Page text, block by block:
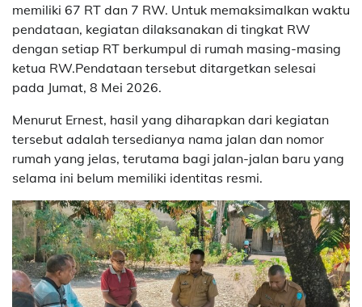
memiliki 67 RT dan 7 RW. Untuk memaksimalkan waktu
pendataan, kegiatan dilaksanakan di tingkat RW
dengan setiap RT berkumpul di rumah masing-masing
ketua RW.Pendataan tersebut ditargetkan selesai
pada Jumat, 8 Mei 2026.
Menurut Ernest, hasil yang diharapkan dari kegiatan
tersebut adalah tersedianya nama jalan dan nomor
rumah yang jelas, terutama bagi jalan-jalan baru yang
selama ini belum memiliki identitas resmi.